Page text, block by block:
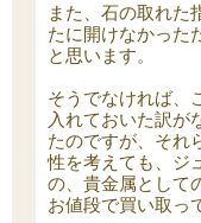
また、石の取れた
たに開けなかった
と思います。
そうでなければ、
入れておいた訳が
たのですが、それ
性を考えても、ジ
の、貴金属として
お値段で買い取っ